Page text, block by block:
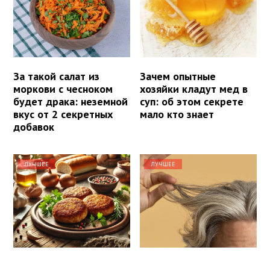
За такой салат из
моркови с чесноком
будет драка: неземной
вкус от 2 секретных
добавок
Зачем опытные
хозяйки кладут мед в
суп: об этом секрете
мало кто знает
ЛУЧШЕЕ ЛУЧШЕЕ